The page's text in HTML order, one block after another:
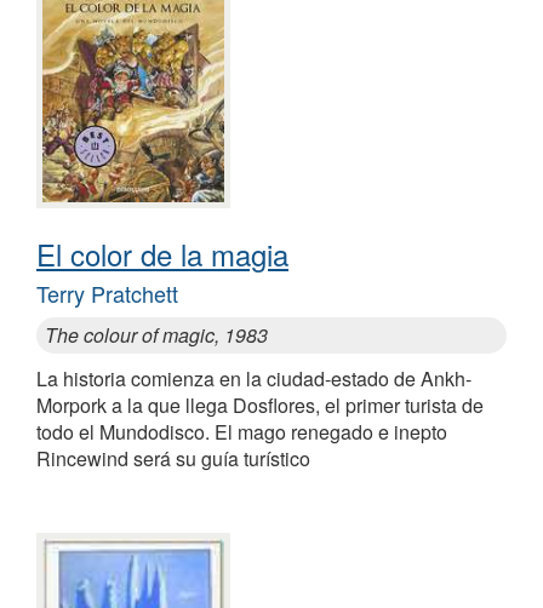
El color de la magia
Terry Pratchett
The colour of magic, 1983
La historia comienza en la ciudad-estado de Ankh-
Morpork a la que llega Dosflores, el primer turista de
todo el Mundodisco. El mago renegado e inepto
Rincewind será su guía turístico